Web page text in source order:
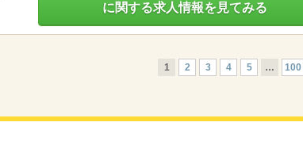
に関する求人情報を見てみる
1 2 3 4 5 … 100